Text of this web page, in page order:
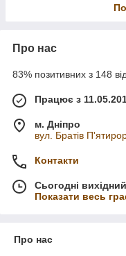
Про нас
83% позитивних з 148
Працює з
м. Дніпро
вул. Братів
Контакти
Сьогодні вихідний
Показати весь
Про нас